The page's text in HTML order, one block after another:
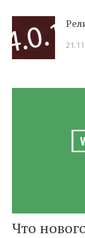
Что